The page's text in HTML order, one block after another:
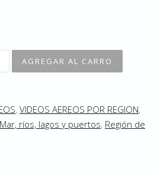
, VIDEOS AEREOS POR REGION,
Mar, ríos, lagos y puertos, Región de